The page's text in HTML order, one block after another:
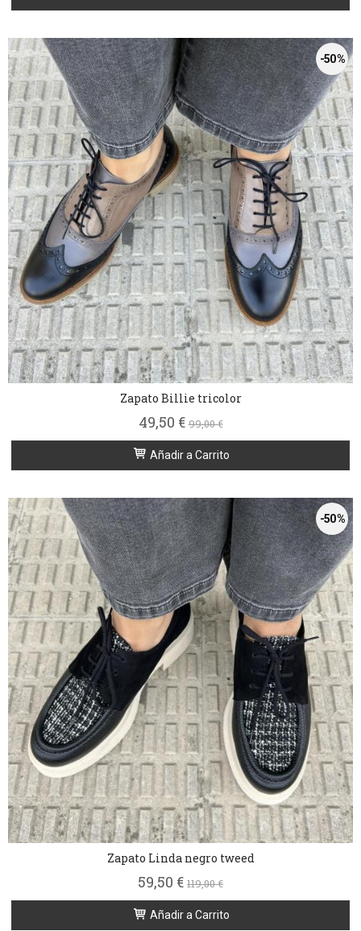
-50 %
Zapato Billie tricolor
49,50 €99,00 €
Añadir a Carrito
-50 %
Zapato Linda negro tweed
59,50 € 119,00 €
Añadir a Carrito